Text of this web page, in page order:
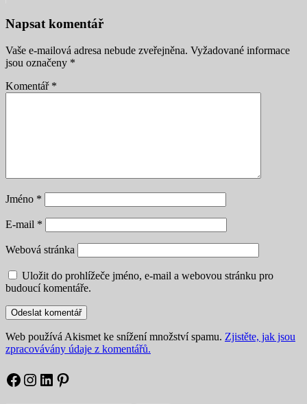
Napsat komentář
Vaše e-mailová adresa nebude zveřejněna. Vyžadované informace
jsou označeny *
Komentář *
Jméno *
E-mail *
Webová stránka
Uložit do prohlížeče jméno, e-mail a webovou stránku pro
budoucí komentáře.
Web používá Akismet ke snížení množství spamu. Zjistěte, jak jsou
zpracovávány údaje z komentářů.
Facebook
Instagram
LinkedIn
Pinterest